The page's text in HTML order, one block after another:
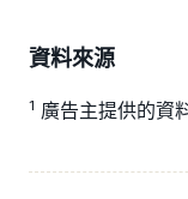
資料來源
1 廣告主提供的資